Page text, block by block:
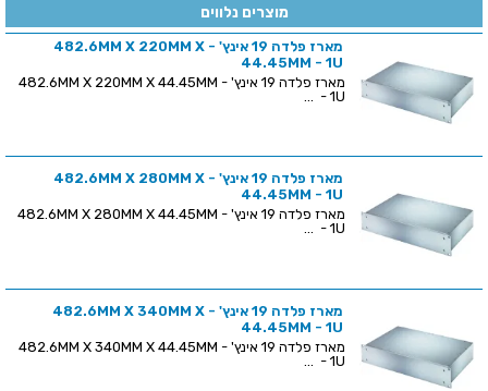
מוצרים נלווים
מארז פלדה 19 אינץ' - 482.6MM X 220MM X
44.45MM - 1U
מארז פלדה 19 אינץ' - 482.6MM X 220MM X 44.45MM
- 1U ...
מארז פלדה 19 אינץ' - 482.6MM X 280MM X
44.45MM - 1U
מארז פלדה 19 אינץ' - 482.6MM X 280MM X 44.45MM
- 1U ...
מארז פלדה 19 אינץ' - 482.6MM X 340MM X
44.45MM - 1U
מארז פלדה 19 אינץ' - 482.6MM X 340MM X 44.45MM
- 1U ...